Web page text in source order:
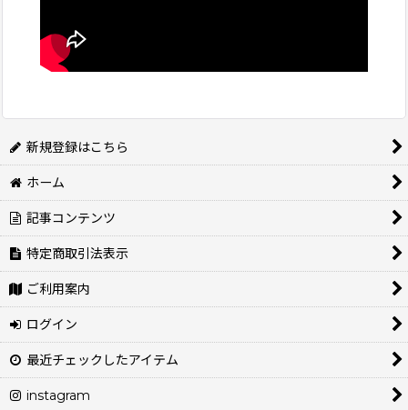
新規登録はこちら
ホーム
記事コンテンツ
特定商取引法表示
ご利用案内
ログイン
最近チェックしたアイテム
instagram